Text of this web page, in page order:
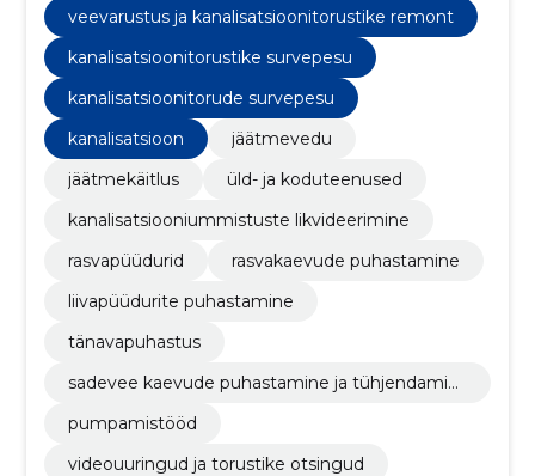
sadeveekaevude puhastamist, videouuringuid ja
lumekoristust.
veevarustus ja kanalisatsioonitorustike remont
kanalisatsioonitorustike survepesu
kanalisatsioonitorude survepesu
kanalisatsioon
jäätmevedu
jäätmekäitlus
üld- ja koduteenused
kanalisatsiooniummistuste likvideerimine
rasvapüüdurid
rasvakaevude puhastamine
liivapüüdurite puhastamine
tänavapuhastus
sadevee kaevude puhastamine ja tühjendamin
pumpamistööd
videouuringud ja torustike otsingud